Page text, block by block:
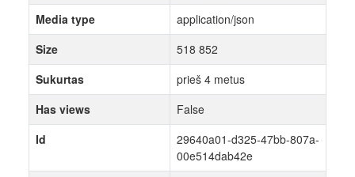
Media type
application/json
Size
518 852
Sukurtas
prieš 4 metus
Has views
False
Id
29640a01-d325-47bb-807a-
00e514dab42e